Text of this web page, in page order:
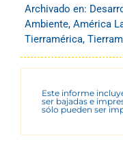
Archivado en:
Ambiente, América
Tierramérica,
Este informe
ser bajadas e
sólo pueden ser